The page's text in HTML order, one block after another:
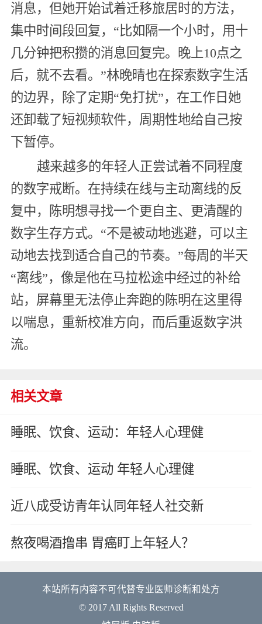
消息，但她开始试着迁移旅居时的方法，
集中时间段回复，“比如隔一个小时，用十
几分钟把积攒的消息回复完。晚上10点之
后，就不去看。”林晚晴也在探索数字生活
的边界，除了定期“免打扰”，在工作日她
还卸载了短视频软件，周期性地给自己按
下暂停。
越来越多的年轻人正尝试着不同程度
的数字戒断。在持续在线与主动离线的反
复中，陈明想寻找一个更自主、更清醒的
数字生存方式。“不是被动地逃避，可以主
动地去找到适合自己的节奏。”每周的半天
“离线”，像是他在马拉松途中经过的补给
站，屏幕里无法停止奔跑的陈明在这里得
以喘息，重新校准方向，而后重返数字洪
流。
相关文章
睡眠、饮食、运动：年轻人心理健
睡眠、饮食、运动 年轻人心理健
近八成受访青年认同年轻人社交新
熬夜喝酒撸串 胃癌盯上年轻人？
本站所有内容不可代替专业医师诊断和处方
© 2017 All Rights Reserved